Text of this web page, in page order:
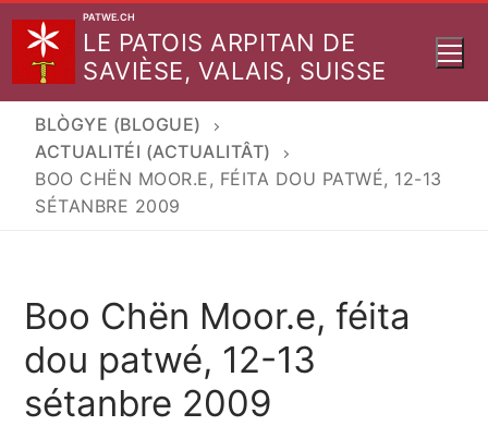
Aller
contenu
PATWE.CH
LE PATOIS ARPITAN DE
SAVIÈSE, VALAIS, SUISSE
BLÒGYE (BLOGUE)
ACTUALITÉI (ACTUALITÂT)
BOO CHËN MOOR.E, FÉITA DOU PATWÉ, 12-13
SÉTANBRE 2009
Boo Chën Moor.e, féita
dou patwé, 12-13
sétanbre 2009